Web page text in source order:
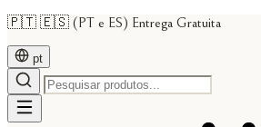
🇵🇹 🇪🇸 (PT e ES) Entrega Gratuita
pt